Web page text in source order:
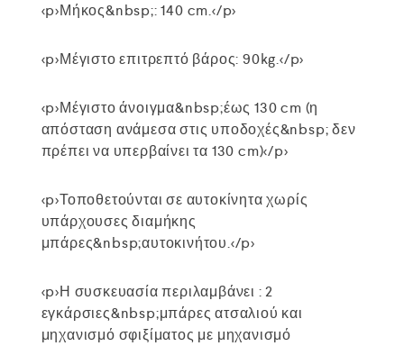
<p>Μήκος&nbsp;: 140 cm.</p>
<p>Μέγιστο επιτρεπτό βάρος: 90kg.</p>
<p>Μέγιστο άνοιγμα&nbsp;έως 130 cm (η
απόσταση ανάμεσα στις υποδοχές&nbsp; δεν
πρέπει να υπερβαίνει τα 130 cm)</p>
<p>Τοποθετούνται σε αυτοκίνητα χωρίς
υπάρχουσες διαμήκης
μπάρες&nbsp;αυτοκινήτου.</p>
<p>Η συσκευασία περιλαμβάνει : 2
εγκάρσιες&nbsp;μπάρες ατσαλιού και
μηχανισμό σφιξίματος με μηχανισμό